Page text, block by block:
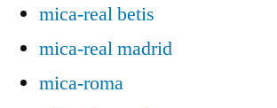
mica-real betis
mica-real madrid
mica-roma